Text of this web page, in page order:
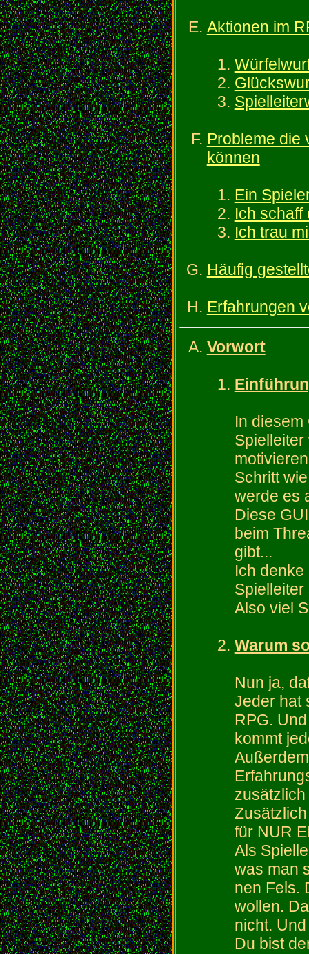
Aktionen im
Probleme die
können
Ein
Ich schaff
Ich trau
Häufig
Erfahrungen
Vorwort
In
Schritt
werde es
Diese
beim
gibt...
Ich
Also viel
Warum
Nun ja,
Jeder hat
RPG.
kommt
für NUR
Als
was man
nen Fels.
wollen.
nicht.
Du bist